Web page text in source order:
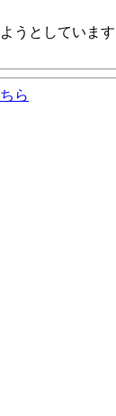
うとしていま
ら